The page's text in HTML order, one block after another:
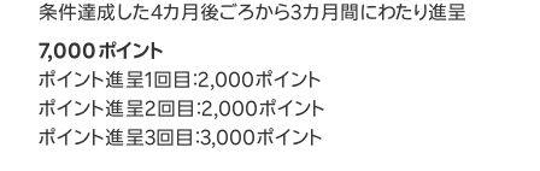
条件達成した4カ月後ごろから3カ月間にわたり進呈
7,000ポイント
ポイント進呈1回目：2,000ポイント
ポイント進呈2回目：2,000ポイント
ポイント進呈3回目：3,000ポイント